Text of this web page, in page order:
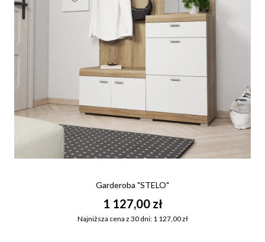
Garderoba "STELO"
1 127,00 zł
Najniższa cena z 30 dni: 1 127,00 zł